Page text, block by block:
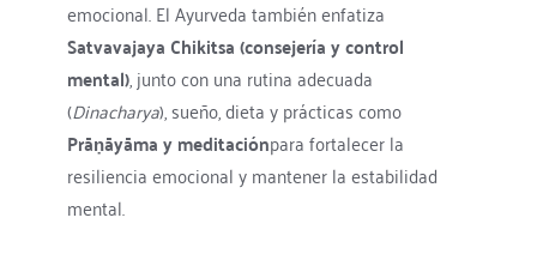
Satvavajaya Chikitsa (consejería y control
mental), junto con una rutina adecuada
(Dinacharya ), sueño, dieta y prácticas como
Prāṇāyāma y meditaciónpara fortalecer la
resiliencia emocional y mantener la estabilidad
mental.